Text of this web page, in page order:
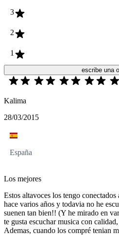
3
2
1
escribe una
Kalima
28/03/2015
España
Los mejores
Estos altavoces los tengo conectados
hace varios años y todavia no he
suenen tan bien!! (Y he mirado en
te gusta escuchar musica con
Ademas, cuando los compré tenian